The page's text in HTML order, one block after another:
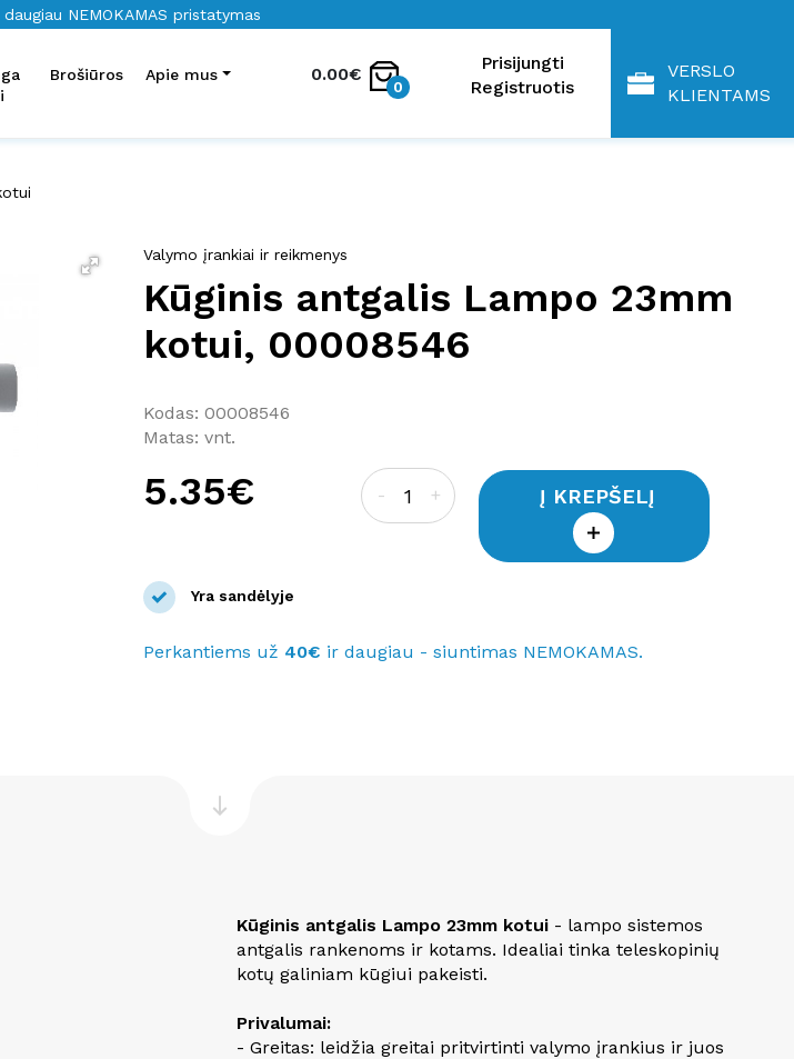
NEMOKAMAS pristatymas
Brošiūros Apie mus 0.00€
0
Prisijungti
Registruotis
VERSLO
KLIENTAMS
Valymo įrankiai ir reikmenys
Kūginis antgalis Lampo 23mm
kotui, 00008546
Kodas: 00008546
Matas: vnt.
5.35€ - + Į KREPŠELĮ
Yra sandėlyje
Perkantiems už 40€ ir daugiau - siuntimas NEMOKAMAS.
Kūginis antgalis Lampo 23mm kotui - lampo sistemos
antgalis rankenoms ir kotams. Idealiai tinka teleskopinių
kotų galiniam kūgiui pakeisti.
Privalumai:
- Greitas: leidžia greitai pritvirtinti valymo įrankius ir juos